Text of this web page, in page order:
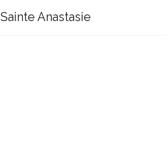
Sainte Anastasie